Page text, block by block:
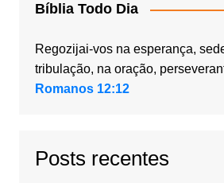
Bíblia Todo Dia
Regozijai-vos na esperança,
tribulação, na oração,
Romanos 12:12
Posts recentes